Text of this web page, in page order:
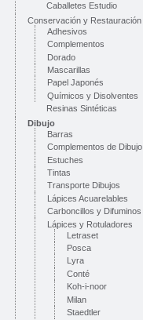
Caballetes Estudio
Conservación y Restauración
Adhesivos
Complementos
Dorado
Mascarillas
Papel Japonés
Químicos y Disolventes
Resinas Sintéticas
Dibujo
Barras
Complementos de Dibujo
Estuches
Tintas
Transporte Dibujos
Lápices Acuarelables
Carboncillos y Difuminos
Lápices y Rotuladores
Letraset
Posca
Lyra
Conté
Koh-i-noor
Milan
Staedtler